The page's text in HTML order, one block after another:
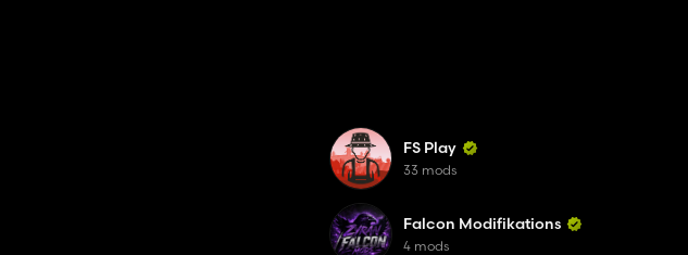
FS Play
33 mods
Falcon Modifikations
4 mods